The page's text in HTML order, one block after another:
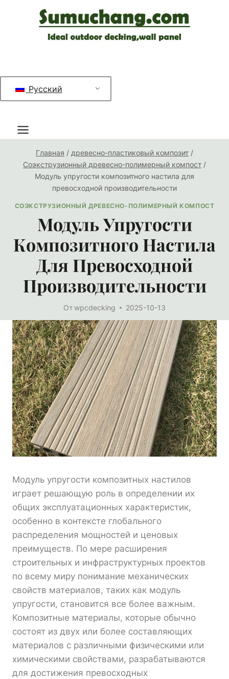
содержимому
Русский
Главная / древесно-пластиковый композит /
Соэкструзионный древесно-полимерный компост /
Модуль упругости композитного настила для
превосходной производительности
СОЭКСТРУЗИОННЫЙ ДРЕВЕСНО-ПОЛИМЕРНЫЙ КОМПОСТ
Модуль Упругости
Композитного Настила
Для Превосходной
Производительности
Отwpcdecking 2025-10-13
Модуль упругости композитных настилов
играет решающую роль в определении их
общих эксплуатационных характеристик,
особенно в контексте глобального
распределения мощностей и ценовых
преимуществ. По мере расширения
строительных и инфраструктурных проектов
по всему миру понимание механических
свойств материалов, таких как модуль
упругости, становится все более важным.
Композитные материалы, которые обычно
состоят из двух или более составляющих
материалов с различными физическими или
химическими свойствами, разрабатываются
для достижения превосходных